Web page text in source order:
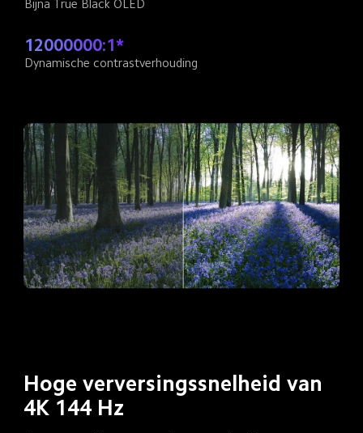
Bijna True Black OLED
12000000:1*
Dynamische contrastverhouding
Hoge verversingssnelheid van
4K 144 Hz